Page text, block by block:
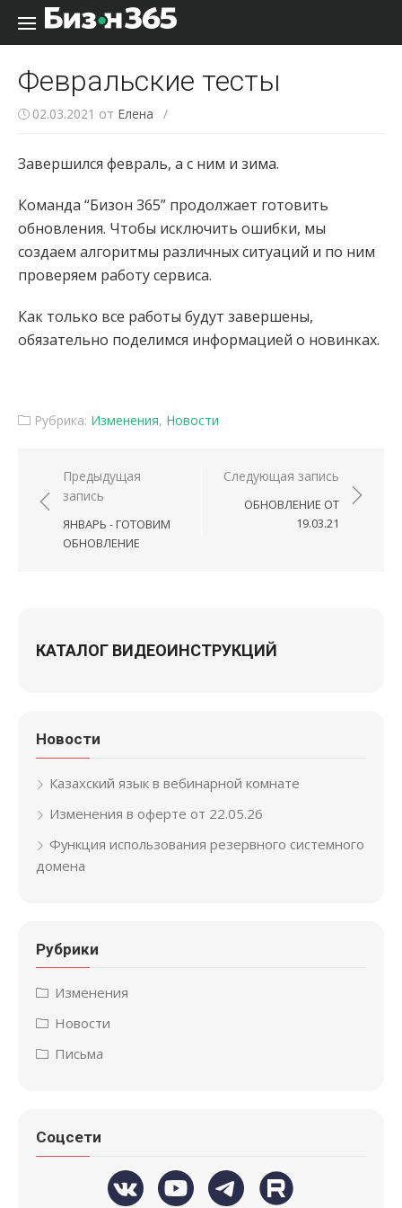
Перейти к содержанию
Февральские тесты
02.03.2021 от Елена /
Завершился февраль, а с ним и зима.
Команда “Бизон 365” продолжает готовить
обновления. Чтобы исключить ошибки, мы
создаем алгоритмы различных ситуаций и по ним
проверяем работу сервиса.
Как только все работы будут завершены,
обязательно поделимся информацией о новинках.
Рубрика: Изменения, Новости
Навигация по записям
Предыдущая
запись
ЯНВАРЬ - ГОТОВИМ
ОБНОВЛЕНИЕ
Следующая запись
ОБНОВЛЕНИЕ ОТ
19.03.21
КАТАЛОГ ВИДЕОИНСТРУКЦИЙ
Новости
Казахский язык в вебинарной комнате
Изменения в оферте от 22.05.26
Функция использования резервного системного
домена
Рубрики
Изменения
Новости
Письма
Соцсети